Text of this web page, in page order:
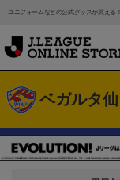
ユニフォームなどの公式グッズが買える！
ベガルタ